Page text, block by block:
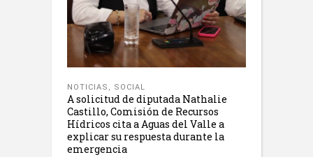
NOTICIAS , SOCIAL
A solicitud de diputada Nathalie
Castillo, Comisión de Recursos
Hídricos cita a Aguas del Valle a
explicar su respuesta durante la
emergencia